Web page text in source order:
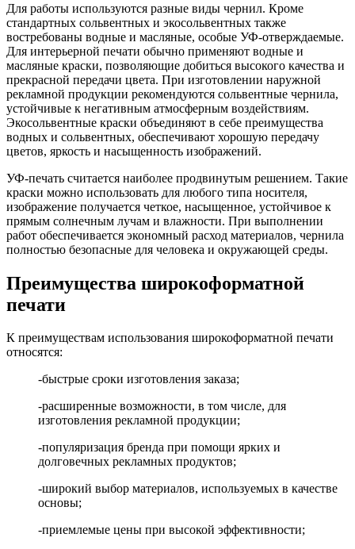
Для работы используются разные виды чернил. Кроме
стандартных сольвентных и экосольвентных также
востребованы водные и масляные, особые УФ-отверждаемые.
Для интерьерной печати обычно применяют водные и
масляные краски, позволяющие добиться высокого качества и
прекрасной передачи цвета. При изготовлении наружной
рекламной продукции рекомендуются сольвентные чернила,
устойчивые к негативным атмосферным воздействиям.
Экосольвентные краски объединяют в себе преимущества
водных и сольвентных, обеспечивают хорошую передачу
цветов, яркость и насыщенность изображений.
УФ-печать считается наиболее продвинутым решением. Такие
краски можно использовать для любого типа носителя,
изображение получается четкое, насыщенное, устойчивое к
прямым солнечным лучам и влажности. При выполнении
работ обеспечивается экономный расход материалов, чернила
полностью безопасные для человека и окружающей среды.
Преимущества широкоформатной
печати
К преимуществам использования широкоформатной печати
относятся:
-быстрые сроки изготовления заказа;
-расширенные возможности, в том числе, для
изготовления рекламной продукции;
-популяризация бренда при помощи ярких и
долговечных рекламных продуктов;
-широкий выбор материалов, используемых в качестве
основы;
-приемлемые цены при высокой эффективности;